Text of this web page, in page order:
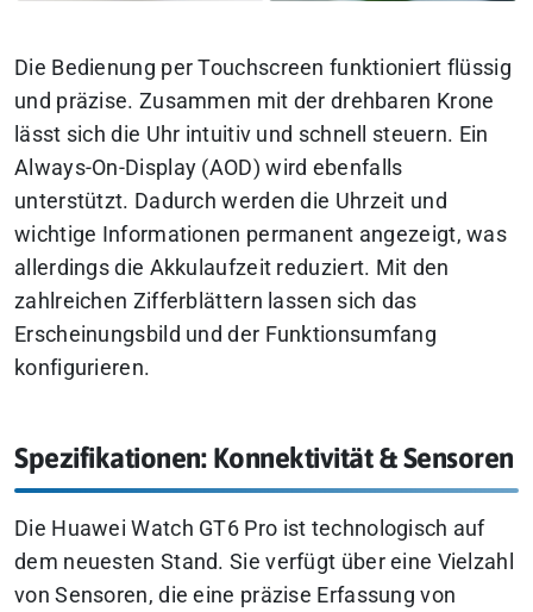
Die Bedienung per Touchscreen funktioniert flüssig
und präzise. Zusammen mit der drehbaren Krone
lässt sich die Uhr intuitiv und schnell steuern. Ein
Always-On-Display (AOD) wird ebenfalls
unterstützt. Dadurch werden die Uhrzeit und
wichtige Informationen permanent angezeigt, was
allerdings die Akkulaufzeit reduziert. Mit den
zahlreichen Zifferblättern lassen sich das
Erscheinungsbild und der Funktionsumfang
konfigurieren.
Spezifikationen: Konnektivität & Sensoren
Die Huawei Watch GT6 Pro ist technologisch auf
dem neuesten Stand. Sie verfügt über eine Vielzahl
von Sensoren, die eine präzise Erfassung von